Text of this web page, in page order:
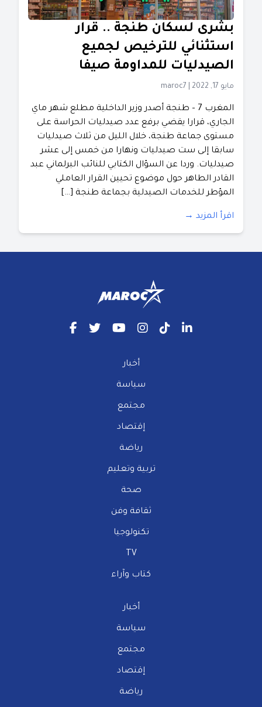
بشرى لسكان طنجة .. قرار
استثنائي للترخيص لجميع
الصيدليات للمداومة صيفا
مايو 17, 2022 maroc7
المغرب 7 – طنجة أصدر وزير الداخلية مطلع شهر ماي
الجاري، قرارا يقضي برفع عدد صيدليات الحراسة على
مستوى جماعة طنجة، خلال الليل من ثلاث صيدليات
سابقا إلى ست صيدليات ونهارا من خمس إلى عشر
صيدليات. وردا عن السؤال الكتابي للنائب البرلماني عبد
القادر الطاهر حول موضوع تحيين القرار العاملي
المؤطر للخدمات الصيدلية بجماعة طنجة […]
اقرأ المزيد →
أخبار
سياسة
مجتمع
إقتصاد
رياضة
تربية وتعليم
صحة
ثقافة وفن
تكنولوجيا
TV
كتاب وآراء
أخبار
سياسة
مجتمع
إقتصاد
رياضة